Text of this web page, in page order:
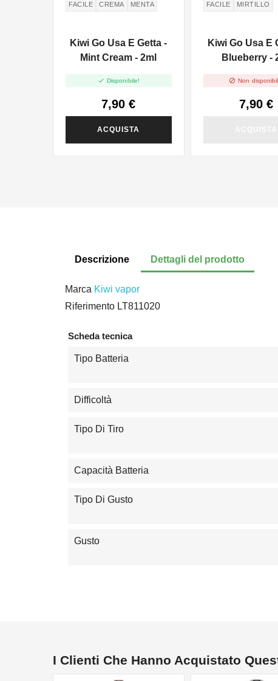
FACILE CREMA MENTA
Kiwi Go Usa E Getta -
Mint Cream - 2ml
 Disponibile!
7,90 €
ACQUISTA
FACILE MIRTILLO
Kiwi Go Usa E
Blueberry -
 Non
7,90 €
Descrizione Dettagli del prodotto
Marca Kiwi vapor
Riferimento LT811020
Scheda tecnica
Tipo Batteria
Difficoltà
Tipo Di Tiro
Capacità Batteria
Tipo Di Gusto
Gusto
I Clienti Che Hanno Acquistato